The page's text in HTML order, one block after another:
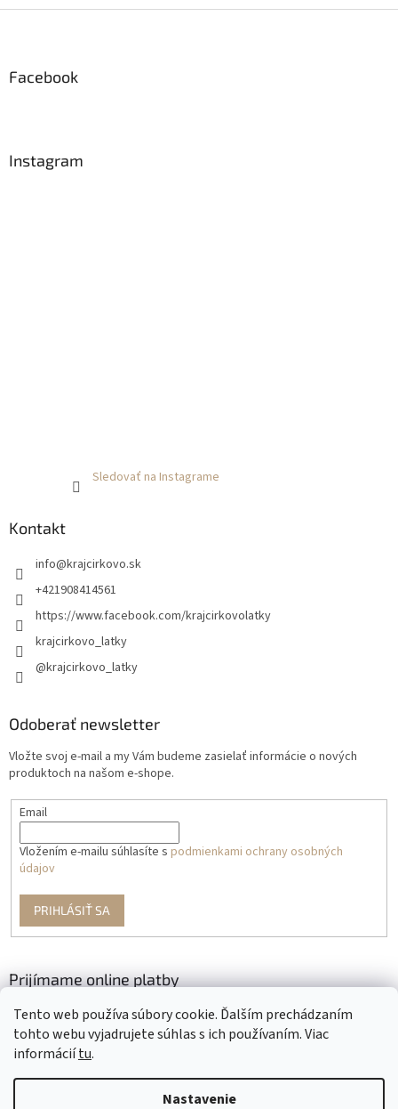
Tento web používa súbory cookie. Ďalším prechádzaním
tohto webu vyjadrujete súhlas s ich používaním. Viac
informáciítu.
Nastavenie
Facebook
Instagram
Sledovať na Instagrame
Kontakt
info@krajcirkovo.sk
+421908414561
https://www.facebook.com/krajcirkovolatky
krajcirkovo_latky
@krajcirkovo_latky
Odoberať newsletter
Vložte svoj e-mail a my Vám budeme zasielať informácie o nových
produktoch na našom e-shope.
Email
Vložením e-mailu súhlasíte s podmienkami ochrany osobných
údajov
PRIHLÁSIŤ SA
Prijímame online platby
Vytvoril Shoptet